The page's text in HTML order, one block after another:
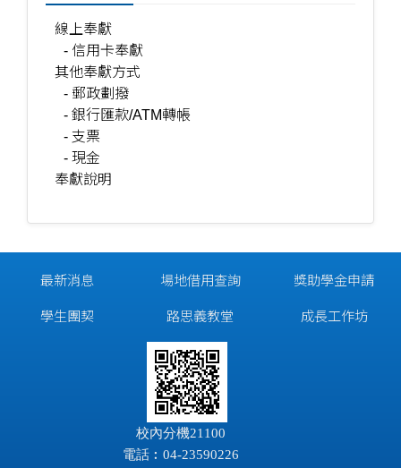
線上奉獻
- 信用卡奉獻
其他奉獻方式
- 郵政劃撥
- 銀行匯款/ATM轉帳
- 支票
- 現金
奉獻說明
最新消息
學生團契
場地借用查詢
路思義教堂
獎助學金申請
成長工作坊
校內分機21100
電話︰04-23590226